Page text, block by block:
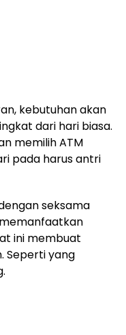
kebutuhan akan
dari hari biasa.
memilih ATM
pada harus antri
seksama
ini membuat
Seperti yang